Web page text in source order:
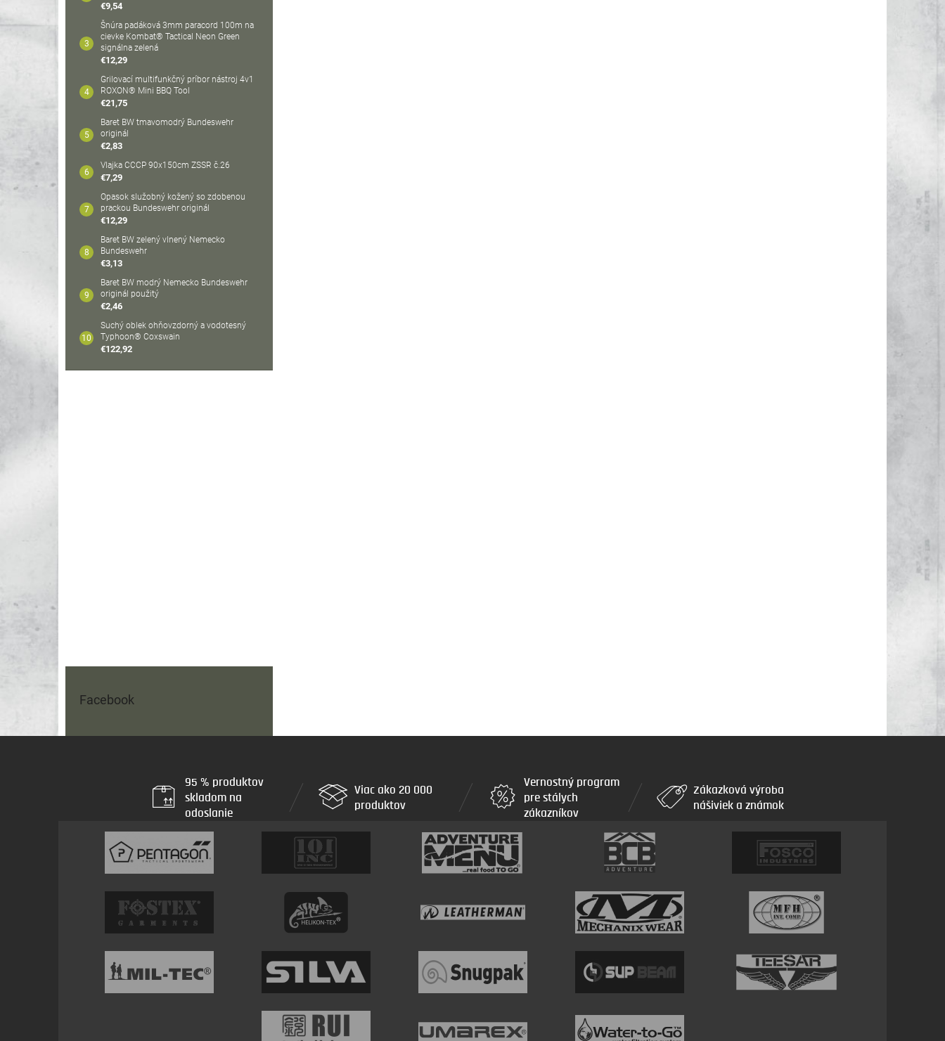
€9,54
Šnúra padáková 3mm paracord 100m na
cievke Kombat® Tactical Neon Green
signálna zelená
€12,29
Grilovací multifunkčný príbor nástroj 4v1
ROXON® Mini BBQ Tool
€21,75
Baret BW tmavomodrý Bundeswehr
originál
€2,83
Vlajka CCCP 90x150cm ZSSR č.26
€7,29
Opasok služobný kožený so zdobenou
prackou Bundeswehr originál
€12,29
Baret BW zelený vlnený Nemecko
Bundeswehr
€3,13
Baret BW modrý Nemecko Bundeswehr
originál použitý
€2,46
Suchý oblek ohňovzdorný a vodotesný
Typhoon® Coxswain
€122,92
Facebook
95 % produktov
skladom na
odoslanie
Viac ako 20 000
produktov
Vernostný program
pre stálych
zákazníkov
Zákazková výroba
nášiviek a známok